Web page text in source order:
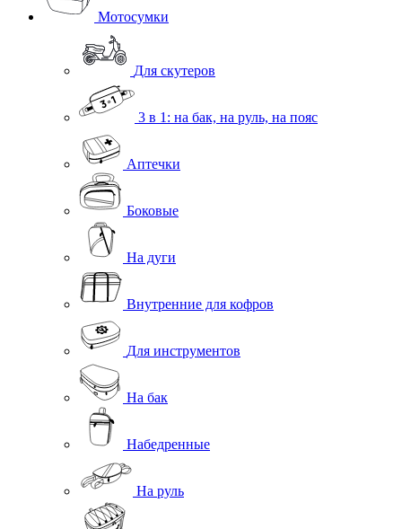
Мотосумки
Для скутеров
3 в 1: на бак, на руль, на пояс
Аптечки
Боковые
На дуги
Внутренние для кофров
Для инструментов
На бак
Набедренные
На руль